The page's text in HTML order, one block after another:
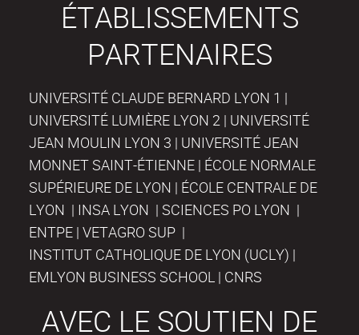
ÉTABLISSEMENTS
PARTENAIRES
UNIVERSITÉ CLAUDE BERNARD LYON 1 |
UNIVERSITÉ LUMIÈRE LYON 2 | UNIVERSITÉ
JEAN MOULIN LYON 3 | UNIVERSITÉ JEAN
MONNET SAINT-ÉTIENNE | ÉCOLE NORMALE
SUPÉRIEURE DE LYON | ÉCOLE CENTRALE DE
LYON | INSA LYON | SCIENCES PO LYON |
ENTPE | VETAGRO SUP |
INSTITUT CATHOLIQUE DE LYON (UCLY) |
EMLYON BUSINESS SCHOOL | CNRS
AVEC LE SOUTIEN DE